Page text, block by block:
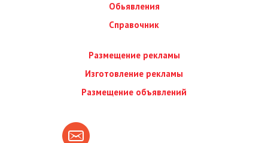
Обьявления
Справочник
Размещение рекламы
Изготовление рекламы
Размещение объявлений